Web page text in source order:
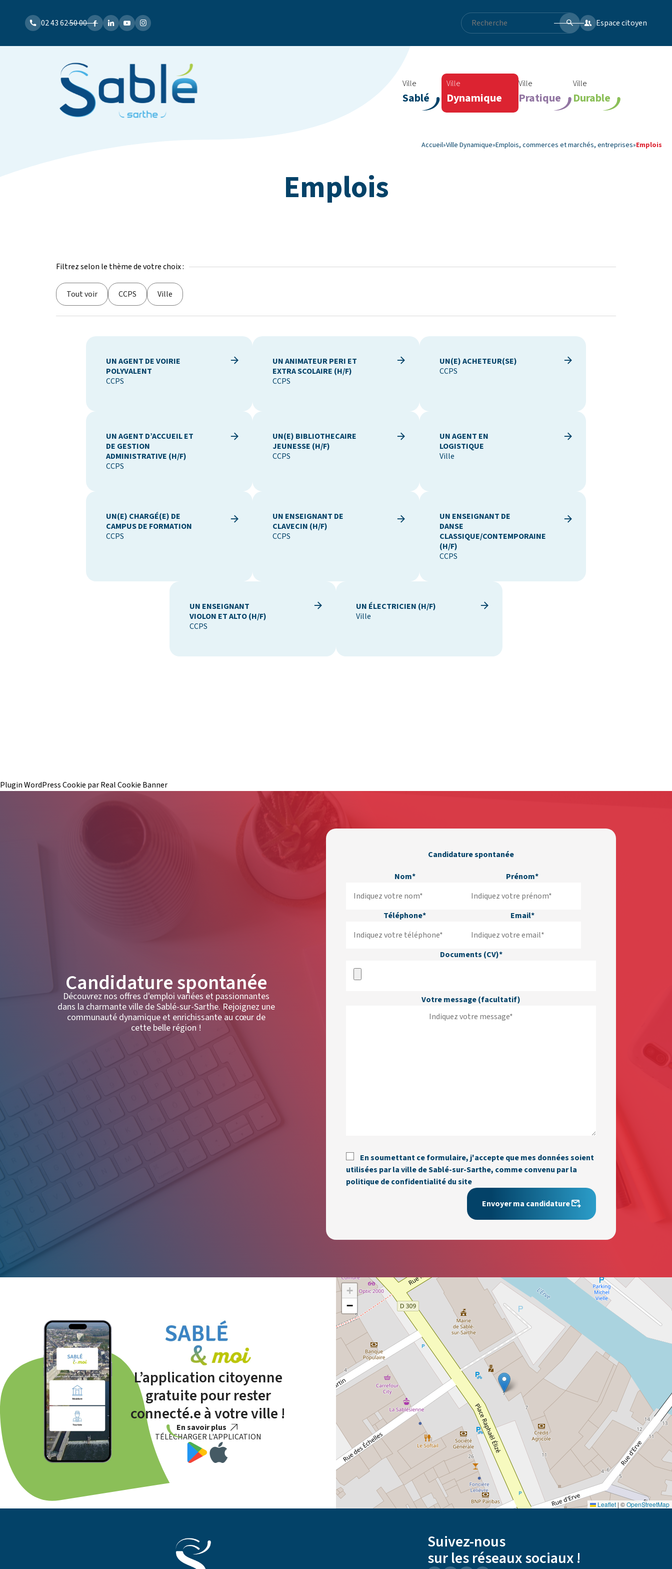
02 43 62 50 00 Espace citoyen
Ville
Sablé
Ville
Dynamique
Ville
Pratique
Ville
Durable
Accueil»Ville Dynamique»Emplois, commerces et marchés, entreprises»Emplois
Emplois
Filtrez selon le thème de votre choix :
Tout voir CCPS Ville
UN AGENT DE VOIRIE
POLYVALENT
CCPS
UN ANIMATEUR PERI ET
EXTRA SCOLAIRE (H/F)
CCPS
UN(E) ACHETEUR(SE)
CCPS
UN AGENT D’ACCUEIL ET
DE GESTION
ADMINISTRATIVE (H/F)
CCPS
UN(E) BIBLIOTHECAIRE
JEUNESSE (H/F)
CCPS
UN AGENT EN
LOGISTIQUE
Ville
UN(E) CHARGÉ(E) DE
CAMPUS DE FORMATION
CCPS
UN ENSEIGNANT DE
CLAVECIN (H/F)
CCPS
UN ENSEIGNANT DE
DANSE
CLASSIQUE/CONTEMPORAINE
(H/F)
CCPS
UN ENSEIGNANT
VIOLON ET ALTO (H/F)
CCPS
UN ÉLECTRICIEN (H/F)
Ville
Plugin WordPress Cookie par Real Cookie Banner
Candidature spontanée
Découvrez nos offres d'emploi variées et passionnantes
dans la charmante ville de Sablé-sur-Sarthe. Rejoignez une
communauté dynamique et enrichissante au cœur de
cette belle région !
Candidature spontanée
Nom*
Prénom*
Téléphone* Email*
Documents (CV)*
Votre message (facultatif)
En soumettant ce formulaire, j'accepte que mes données soient
utilisées par la ville de Sablé-sur-Sarthe, comme convenu par la
politique de confidentialité du site
Envoyer ma candidature
L’application citoyenne
gratuite pour rester
connecté.e à votre ville !
En savoir plus
TÉLÉCHARGER L'APPLICATION
+
−
Leaflet | ©OpenStreetMap
Suivez-nous
sur les réseaux sociaux !